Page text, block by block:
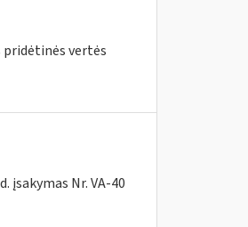
vertės
įsakymas Nr. VA-40